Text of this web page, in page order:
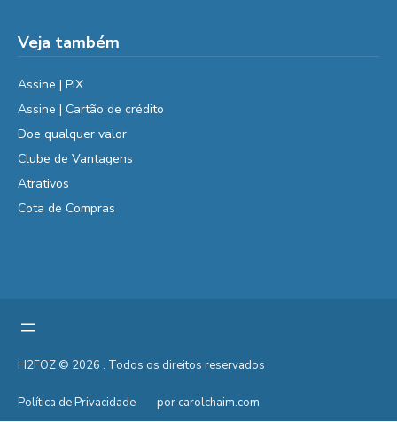
Veja também
Assine | PIX
Assine | Cartão de crédito
Doe qualquer valor
Clube de Vantagens
Atrativos
Cota de Compras
H2FOZ © 2026 . Todos os direitos reservados
Política de Privacidade por carolchaim.com